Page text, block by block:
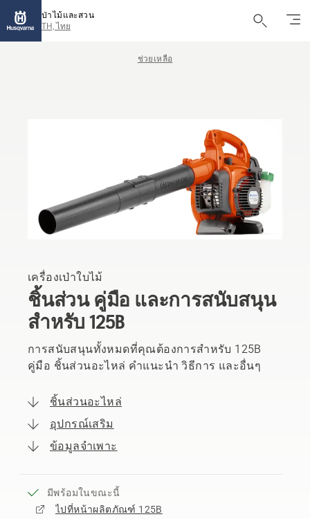
ป่าไม้และสวน
TH, ไทย
ช่วยเหลือ
เครื่องเป่าใบไม้
ชิ้นส่วน คู่มือ และการสนับสนุน
สำหรับ 125B
การสนับสนุนทั้งหมดที่คุณต้องการสำหรับ 125B
คู่มือ ชิ้นส่วนอะไหล่ คำแนะนำ วิธีการ และอื่นๆ
ชิ้นส่วนอะไหล่
อุปกรณ์เสริม
ข้อมูลจำเพาะ
มีพร้อมในขณะนี้
ไปที่หน้าผลิตภัณฑ์ 125B